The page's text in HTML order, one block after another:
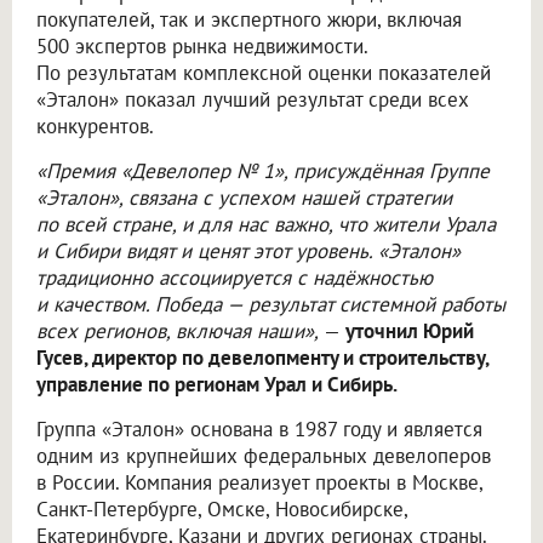
покупателей, так и экспертного жюри, включая
500 экспертов рынка недвижимости.
По результатам комплексной оценки показателей
«Эталон» показал лучший результат среди всех
конкурентов.
«Премия «Девелопер № 1», присуждённая Группе
«Эталон», связана с успехом нашей стратегии
по всей стране, и для нас важно, что жители Урала
и Сибири видят и ценят этот уровень. «Эталон»
традиционно ассоциируется с надёжностью
и качеством. Победа — результат системной работы
всех регионов, включая наши», — уточнил Юрий
Гусев, директор по девелопменту и строительству,
управление по регионам Урал и Сибирь.
Группа «Эталон» основана в 1987 году и является
одним из крупнейших федеральных девелоперов
в России. Компания реализует проекты в Москве,
Санкт-Петербурге, Омске, Новосибирске,
Екатеринбурге, Казани и других регионах страны.